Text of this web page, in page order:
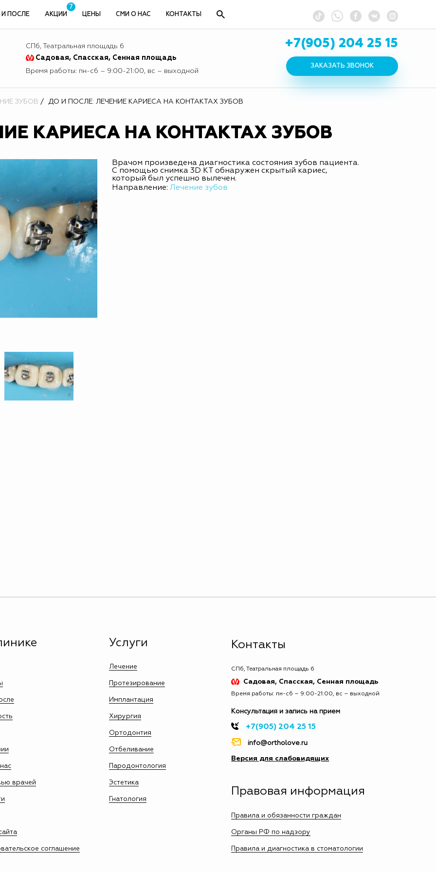
ПОСЛЕ АКЦИИ
7
ЦЕНЫ
СМИ О НАС КОНТАКТЫ
СПб, Театральная площадь 6
Садовая, Спасская, Сенная площадь
Время работы: пн-сб – 9:00-21:00, вс – выходной
+7(905) 204 25 15
ЗАКАЗАТЬ ЗВОНОК
ЗУБОВ ДО И ПОСЛЕ: ЛЕЧЕНИЕ КАРИЕСА НА КОНТАКТАХ ЗУБОВ
КАРИЕСА НА КОНТАКТАХ ЗУБОВ
Врачом произведена диагностика состояния зубов пациента.
С помощью снимка 3D KT обнаружен скрытый кариес,
который был успешно вылечен.
Направление:Лечение зубов
врачей
соглашение
Услуги
Лечение
Протезирование
Имплантация
Хирургия
Ортодонтия
Отбеливание
Пародонтология
Эстетика
Гнатология
Контакты
СПб, Театральная площадь 6
Садовая, Спасская, Сенная площадь
Время работы: пн-сб – 9:00-21:00, вс – выходной
Консультация и запись на прием
+7(905) 204 25 15
info@ortholove.ru
Версия для слабовидящих
Правовая информация
Правила и обязанности граждан
Органы РФ по надзору
Правила и диагностика в стоматологии